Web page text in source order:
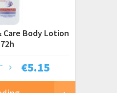
Care Body Lotion
72h
€5.15